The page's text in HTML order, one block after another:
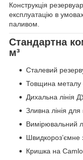
Конструкція
експлуатацію в
паливом.
Стандартна
м³
Сталевий
Товщина
Дихальна лінія
Зливна лінія
Вимірювальний
Швидкороз’ємне
Кришка на